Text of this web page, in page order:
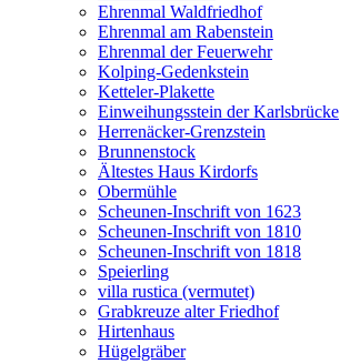
Ehrenmal Waldfriedhof
Ehrenmal am Rabenstein
Ehrenmal der Feuerwehr
Kolping-Gedenkstein
Ketteler-Plakette
Einweihungsstein der Karlsbrücke
Herrenäcker-Grenzstein
Brunnenstock
Ältestes Haus Kirdorfs
Obermühle
Scheunen-Inschrift von 1623
Scheunen-Inschrift von 1810
Scheunen-Inschrift von 1818
Speierling
villa rustica (vermutet)
Grabkreuze alter Friedhof
Hirtenhaus
Hügelgräber